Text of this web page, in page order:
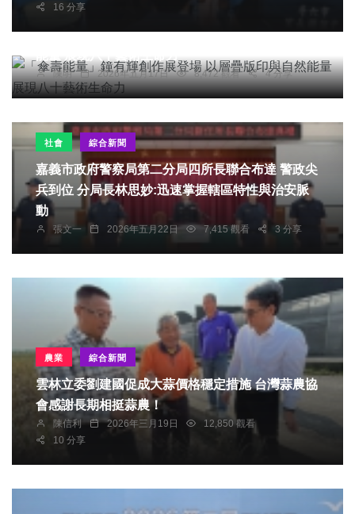
16 分享
社會
「傘壽能量」鐘有輝創作展登場 以層疊版印與自然
陳明 2026年五月17日 8,472 觀看 4 分享
社會 綜合新聞
嘉義市政府警察局第二分局四所長聯合布達 警政尖
兵到位 分局長林思妙:迅速掌握轄區特性與治安脈
動
張文一 2026年五月22日 7,415 觀看 3 分享
農業 綜合新聞
雲林立委劉建國促成大蒜價格穩定措施 台灣蒜農協
會感謝長期相挺蒜農！
陳信利 2026年三月19日
12,850 觀看
10 分享